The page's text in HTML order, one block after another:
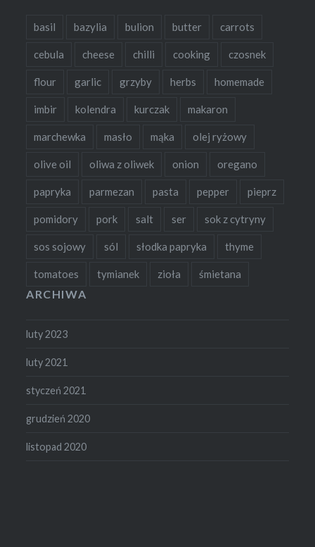
basil bazylia bulion butter carrots
cebula cheese chilli cooking czosnek
flour garlic grzyby herbs homemade
imbir kolendra kurczak makaron
marchewka masło mąka olej ryżowy
olive oil oliwa z oliwek onion oregano
papryka parmezan pasta pepper pieprz
pomidory pork salt ser sok z cytryny
sos sojowy sól słodka papryka thyme
tomatoes tymianek zioła śmietana
ARCHIWA
luty 2023
luty 2021
styczeń 2021
grudzień 2020
listopad 2020